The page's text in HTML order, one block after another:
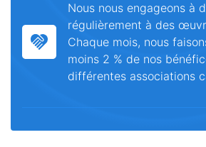
Nous nous engageons à
régulièrement à des
Chaque mois, nous
moins 2 % de nos
différentes associations